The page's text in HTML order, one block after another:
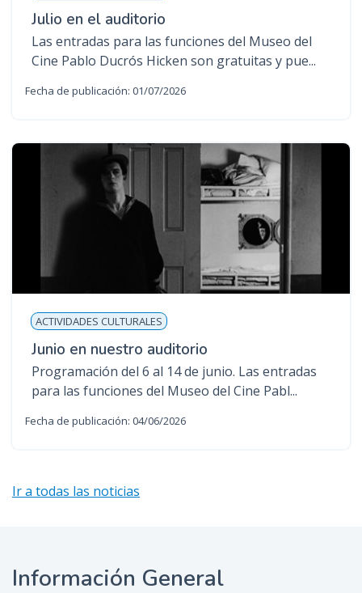
Julio en el auditorio
Las entradas para las funciones del Museo del
Cine Pablo Ducrós Hicken son gratuitas y pue...
Fecha de publicación: 01/07/2026
ACTIVIDADES CULTURALES
Junio en nuestro auditorio
Programación del 6 al 14 de junio. Las entradas
para las funciones del Museo del Cine Pabl...
Fecha de publicación: 04/06/2026
Ir a todas las noticias
Información General